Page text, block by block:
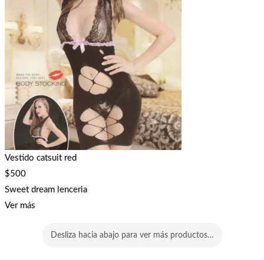
Vestido catsuit red
$500
Sweet dream lenceria
Ver más
Desliza hacia abajo para ver más productos…